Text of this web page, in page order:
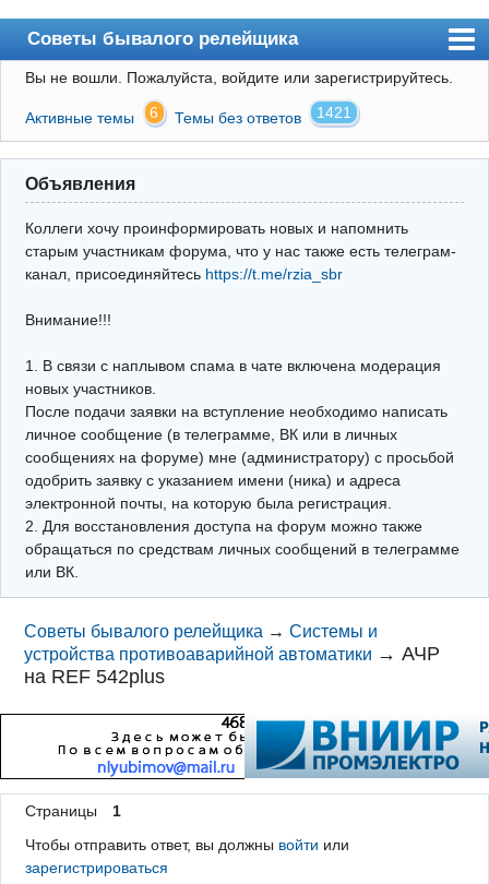
Советы бывалого релейщика
Форум
Правила
Поиск
Регистрация
Архив
Почта
Поиск релейщика
Видео РЗиА
Фотохостинг
Телеграм
Вы не вошли. Пожалуйста, войдите или зарегистрируйтесь.
Активные темы 6 Темы без ответов 1421
Объявления
Коллеги хочу проинформировать новых и напомнить
старым участникам форума, что у нас также есть телеграм-
канал, присоединяйтесь https://t.me/rzia_sbr
Внимание!!!
1. В связи с наплывом спама в чате включена модерация
новых участников.
После подачи заявки на вступление необходимо написать
личное сообщение (в телеграмме, ВК или в личных
сообщениях на форуме) мне (администратору) с просьбой
одобрить заявку с указанием имени (ника) и адреса
электронной почты, на которую была регистрация.
2. Для восстановления доступа на форум можно также
обращаться по средствам личных сообщений в телеграмме
или ВК.
Советы бывалого релейщика →Системы и
устройства противоаварийной автоматики →АЧР
на REF 542plus
Страницы
1
Чтобы отправить ответ, вы должны войти или
зарегистрироваться